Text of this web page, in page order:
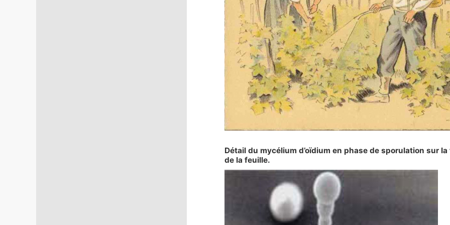
Détail du mycélium d’oïdium en phase de sporulation sur
de la feuille.